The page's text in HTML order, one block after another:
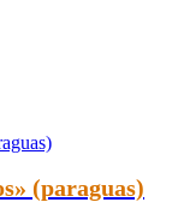
(paraguas)